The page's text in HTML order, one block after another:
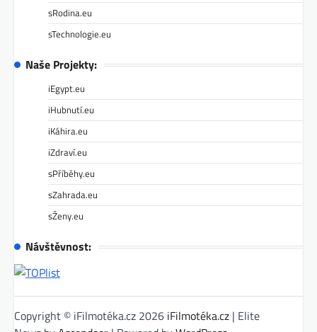
sRodina.eu
sTechnologie.eu
Naše Projekty:
iEgypt.eu
iHubnutí.eu
iKáhira.eu
iZdraví.eu
sPříběhy.eu
sZahrada.eu
sŽeny.eu
Návštěvnost:
Copyright © iFilmotéka.cz 2026 iFilmotéka.cz | Elite